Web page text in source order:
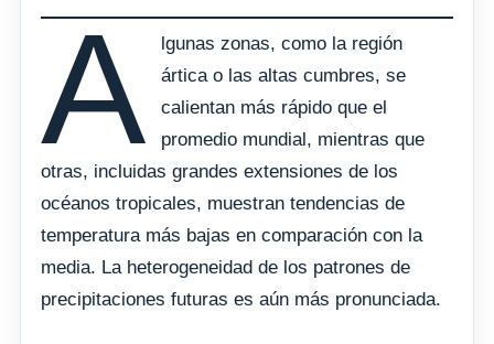
A
lgunas zonas, como la región
ártica o las altas cumbres, se
calientan más rápido que el
promedio mundial, mientras que
otras, incluidas grandes extensiones de los
océanos tropicales, muestran tendencias de
temperatura más bajas en comparación con la
media. La heterogeneidad de los patrones de
precipitaciones futuras es aún más pronunciada.